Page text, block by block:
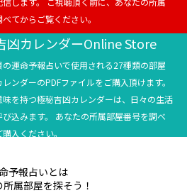
てからご覧ください。
凶カレンダーOnline Store
の運命予報占いで使用される27種類の部屋
ンダーのPDFファイルをご購入頂けます。
味を持つ極秘吉凶カレンダーは、日々の生活
び込みます。 あなたの所属部屋番号を調べ
入ください。
予報占いとは
所属部屋を探そう！